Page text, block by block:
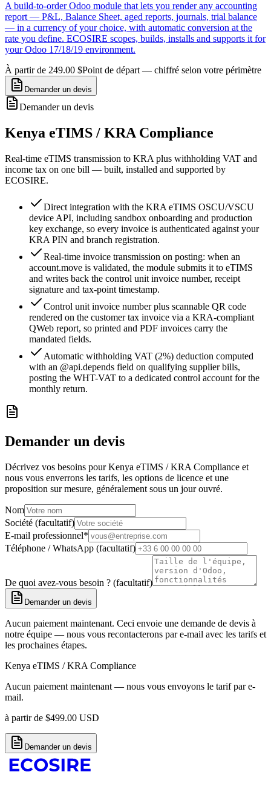
A build-to-order Odoo module that lets you render any accounting
report — P&L, Balance Sheet, aged reports, journals, trial balance
— in a currency of your choice, with automatic conversion at the
rate you define. ECOSIRE scopes, builds, installs and supports it for
your Odoo 17/18/19 environment.
À partir de 249.00 $Point de départ — chiffré selon votre périmètre
Demander un devis
Demander un devis
Kenya eTIMS / KRA Compliance
Real-time eTIMS transmission to KRA plus withholding VAT and
income tax on one bill — built, installed and supported by
ECOSIRE.
Direct integration with the KRA eTIMS OSCU/VSCU
device API, including sandbox onboarding and production
key exchange, so every invoice is authenticated against your
KRA PIN and branch registration.
Real-time invoice transmission on posting: when an
account.move is validated, the module submits it to eTIMS
and writes back the control unit invoice number, receipt
signature and tax-point timestamp.
Control unit invoice number plus scannable QR code
rendered on the customer tax invoice via a KRA-compliant
QWeb report, so printed and PDF invoices carry the
mandated fields.
Automatic withholding VAT (2%) deduction computed
with an @api.depends field on qualifying supplier bills,
posting the WHT-VAT to a dedicated control account for the
monthly return.
Demander un devis
Décrivez vos besoins pour Kenya eTIMS / KRA Compliance et
nous vous enverrons les tarifs, les options de licence et une
proposition sur mesure, généralement sous un jour ouvré.
Nom
Société (facultatif)
E-mail professionnel*
Téléphone / WhatsApp (facultatif)
De quoi avez-vous besoin ? (facultatif)
Demander un devis
Aucun paiement maintenant. Ceci envoie une demande de devis à
notre équipe — nous vous recontacterons par e-mail avec les tarifs et
les prochaines étapes.
Kenya eTIMS / KRA Compliance
Aucun paiement maintenant — nous vous envoyons le tarif par e-
mail.
à partir de $499.00 USD
Demander un devis